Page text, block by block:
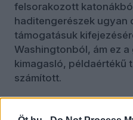
felsorakozott
haditengerészek ugyan
támogatásuk
Washingtonból, ám ez
kimagasló, példaértékű
számított.
Nem lehet azonban
világpolitika